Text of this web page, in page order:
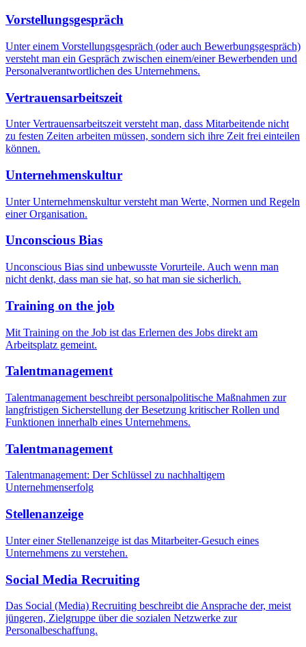
Vorstellungsgespräch
Unter einem Vorstellungsgespräch (oder auch Bewerbungsgespräch)
versteht man ein Gespräch zwischen einem/einer Bewerbenden und
Personalverantwortlichen des Unternehmens.
Vertrauensarbeitszeit
Unter Vertrauensarbeitszeit versteht man, dass Mitarbeitende nicht
zu festen Zeiten arbeiten müssen, sondern sich ihre Zeit frei einteilen
können.
Unternehmenskultur
Unter Unternehmenskultur versteht man Werte, Normen und Regeln
einer Organisation.
Unconscious Bias
Unconscious Bias sind unbewusste Vorurteile. Auch wenn man
nicht denkt, dass man sie hat, so hat man sie sicherlich.
Training on the job
Mit Training on the Job ist das Erlernen des Jobs direkt am
Arbeitsplatz gemeint.
Talentmanagement
Talentmanagement beschreibt personalpolitische Maßnahmen zur
langfristigen Sicherstellung der Besetzung kritischer Rollen und
Funktionen innerhalb eines Unternehmens.
Talentmanagement
Talentmanagement: Der Schlüssel zu nachhaltigem
Unternehmenserfolg
Stellenanzeige
Unter einer Stellenanzeige ist das Mitarbeiter-Gesuch eines
Unternehmens zu verstehen.
Social Media Recruiting
Das Social (Media) Recruiting beschreibt die Ansprache der, meist
jüngeren, Zielgruppe über die sozialen Netzwerke zur
Personalbeschaffung.